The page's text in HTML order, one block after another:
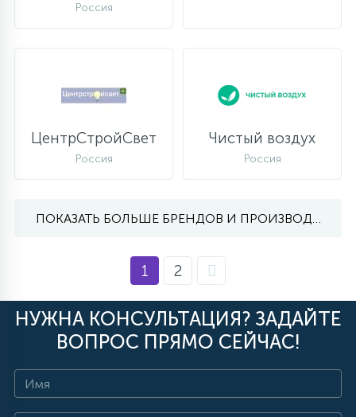
Россия
ЦентрСтройСвет
Россия
Чистый воздух
Россия
ПОКАЗАТЬ БОЛЬШЕ БРЕНДОВ И
1 2
НУЖНА КОНСУЛЬТАЦИЯ? ЗАДАЙТЕ
ВОПРОС ПРЯМО СЕЙЧАС!